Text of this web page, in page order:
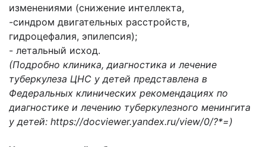
изменениями (снижение интеллекта,
-синдром двигательных расстройств,
гидроцефалия, эпилепсия);
- летальный исход.
(Подробно клиника, диагностика и лечение
туберкулеза ЦНС у детей представлена в
Федеральных клинических рекомендациях по
диагностике и лечению туберкулезного менингита
у детей: https://docviewer.yandex.ru/view/0/?*=)